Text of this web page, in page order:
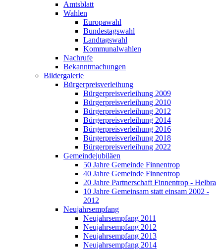
Amtsblatt
Wahlen
Europawahl
Bundestagswahl
Landtagswahl
Kommunalwahlen
Nachrufe
Bekanntmachungen
Bildergalerie
Bürgerpreisverleihung
Bürgerpreisverleihung 2009
Bürgerpreisverleihung 2010
Bürgerpreisverleihung 2012
Bürgerpreisverleihung 2014
Bürgerpreisverleihung 2016
Bürgerpreisverleihung 2018
Bürgerpreisverleihung 2022
Gemeindejubiläen
50 Jahre Gemeinde Finnentrop
40 Jahre Gemeinde Finnentrop
20 Jahre Partnerschaft Finnentrop - Helbra
10 Jahre Gemeinsam statt einsam 2002 -
2012
Neujahrsempfang
Neujahrsempfang 2011
Neujahrsempfang 2012
Neujahrsempfang 2013
Neujahrsempfang 2014